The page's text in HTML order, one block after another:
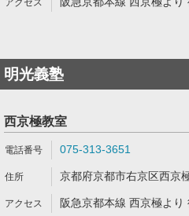
明光義塾
西京極教室
075-313-3651
京都府京都市右京区西京
阪急京都本線 西京極より